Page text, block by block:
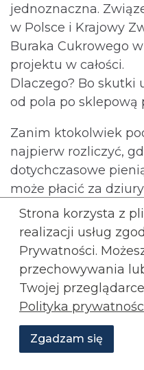
jednoznaczna.
w Polsce i Krajowy
Buraka Cukrowego
projektu w całości.
Dlaczego? Bo skutki
od pola po sklepową
Zanim ktokolwiek
najpierw rozliczyć,
dotychczasowe
może płacić za
Rozwiń wpis...
Skomentuj
Rząd chce
informację o
unijny ETS!
ENERGETYKA
Strona korzysta z
realizacji usług
Prywatności.
przechowywania
Twojej
Polityka
Zgadzam się